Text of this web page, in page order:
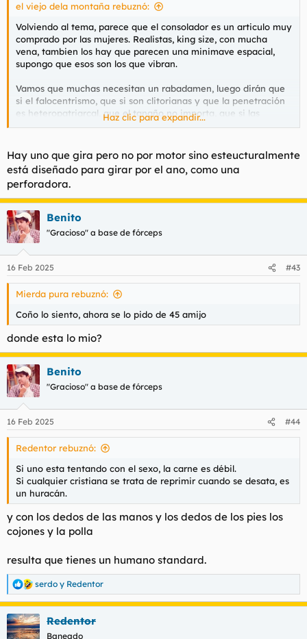
el viejo dela montaña rebuznó:
Volviendo al tema, parece que el consolador es un articulo muy
comprado por las mujeres. Realistas, king size, con mucha
vena, tambien los hay que parecen una minimave espacial,
supongo que esos son los que vibran.
Vamos que muchas necesitan un rabadamen, luego dirán que
si el falocentrismo, que si son clitorianas y que la penetración
es heteropatriarcal, que el tanaño no importa, que si las
caricias, las habichuelas con tomate y el arroz caldoso.
De todas maneras el mercado de las panchis es diferente, no
tiene nada que ver como viven el sexo que las españistanies,
Haz clic para expandir...
Hay uno que gira pero no por motor sino esteucturalmente
está diseñado para girar por el ano, como una
perforadora.
Benito
"Gracioso" a base de fórceps
16 Feb 2025 #43
Mierda pura rebuznó:
Coño lo siento, ahora se lo pido de 45 amijo
donde esta lo mio?
Benito
"Gracioso" a base de fórceps
16 Feb 2025 #44
Redentor rebuznó:
Si uno esta tentando con el sexo, la carne es débil.
Si cualquier cristiana se trata de reprimir cuando se desata, es
un huracán.
y con los dedos de las manos y los dedos de los pies los
cojones y la polla
resulta que tienes un humano standard.
R
e
a
c
c
serdo y Redentor
Redentor
Baneado